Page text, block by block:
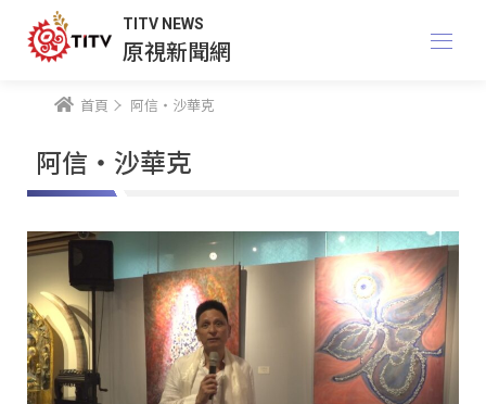
TITV NEWS
原視新聞網
首頁 阿信・沙華克
阿信・沙華克